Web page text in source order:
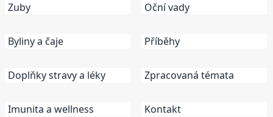
Zuby
Byliny a čaje
Doplňky stravy a léky
Imunita a wellness
Oční vady
Příběhy
Zpracovaná témata
Kontakt